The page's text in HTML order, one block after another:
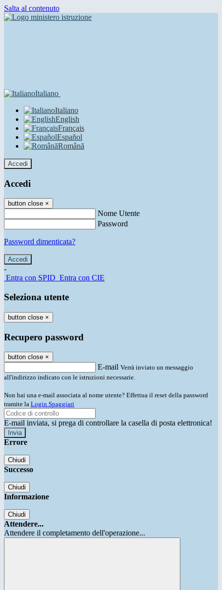
Salta al contenuto
Italiano
Italiano
English
Français
Español
Română
Accedi
Accedi
button close ×
Nome Utente
Password
Password dimenticata?
-
Entra con SPID Entra con CIE
Seleziona utente
button close ×
Recupero password
button close ×
E-mail Verrà inviato un messaggio
all'indirizzo indicato con le istruzioni necessarie.
Non hai una e-mail associata al nome utente? Effettua il reset della password
tramite la Login Spaggiari
E-mail inviata, si prega di controllare la casella di posta elettronica!
Errore
Chiudi
Successo
Chiudi
Informazione
Chiudi
Attendere...
Attendere il completamento dell'operazione...